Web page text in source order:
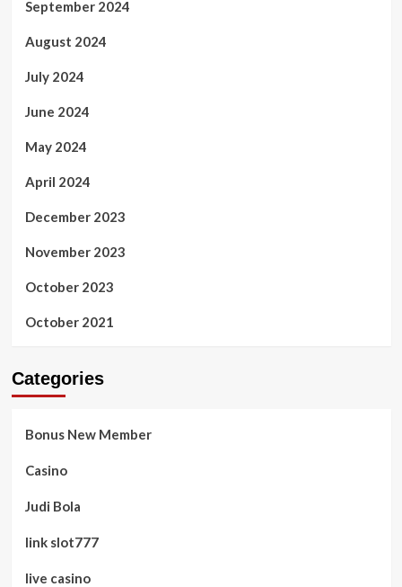
September 2024
August 2024
July 2024
June 2024
May 2024
April 2024
December 2023
November 2023
October 2023
October 2021
Categories
Bonus New Member
Casino
Judi Bola
link slot777
live casino